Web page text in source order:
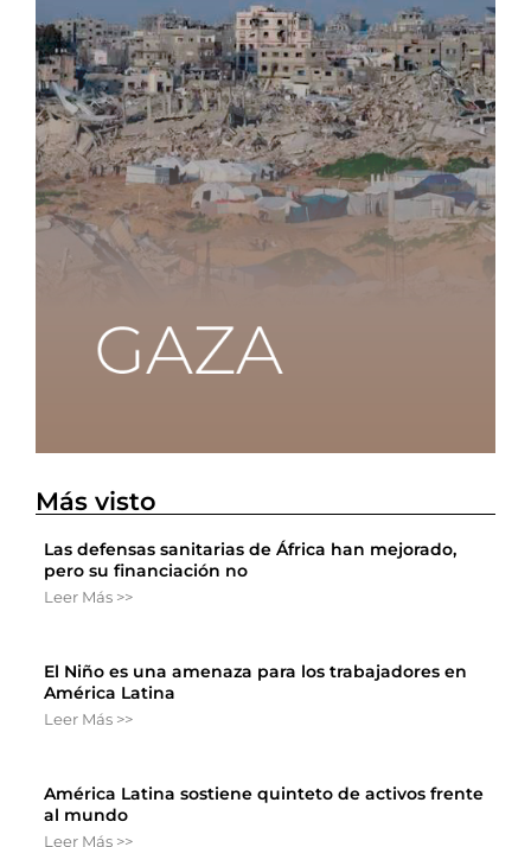
Más visto
Las defensas sanitarias de África han mejorado,
pero su financiación no
Leer Más >>
El Niño es una amenaza para los trabajadores en
América Latina
Leer Más >>
América Latina sostiene quinteto de activos frente
al mundo
Leer Más >>